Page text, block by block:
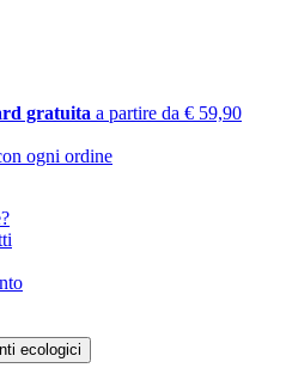
gratuita a partire da € 59,90
ogni ordine